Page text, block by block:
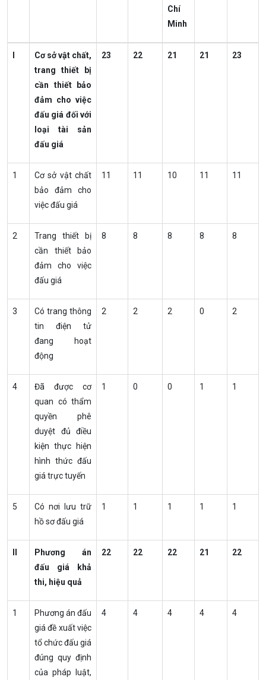
Chí
Minh
Cơ sở vật chất,
trang thiết bị
cần thiết bảo
đảm cho việc
đấu giá đối với
loại tài sản
đấu giá
23 22 21 21 23
1
Cơ sở vật chất
bảo đảm cho
việc đấu giá
11 11 10 11 11
2
Trang thiết bị
cần thiết bảo
đảm cho việc
đấu giá
8 8 8 8 8
3
Có trang thông
tin điện tử
đang hoạt
động
2 2 2 0 2
4
Đã được cơ
quan có thẩm
quyền phê
duyệt đủ điều
kiện thực hiện
hình thức đấu
giá trực tuyến
1 0 0 1 1
5
Có nơi lưu trữ
hồ sơ đấu giá
1 1 1 1 1
Phương án
đấu giá khả
thi, hiệu quả
22 22 22 21 22
1
Phương án đấu
giá đề xuất việc
tổ chức đấu giá
đúng quy định
của pháp luật,
4 4 4 4 4